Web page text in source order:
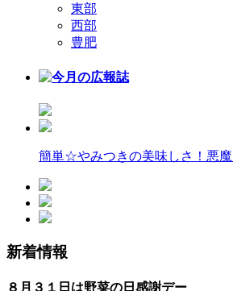
東部
西部
豊肥
簡単☆やみつきの美味しさ！悪
新着情報
８月３１日は野菜の日感謝デー